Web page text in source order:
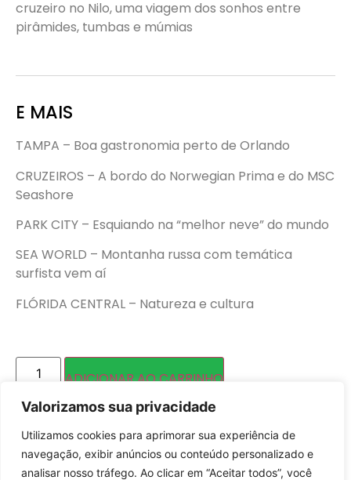
Valorizamos sua privacidade
Utilizamos cookies para aprimorar sua experiência de
navegação, exibir anúncios ou conteúdo personalizado e
analisar nosso tráfego. Ao clicar em “Aceitar todos”, você
cruzeiro no Nilo, uma viagem dos sonhos entre
pirâmides, tumbas e múmias
E MAIS
TAMPA – Boa gastronomia perto de Orlando
CRUZEIROS – A bordo do Norwegian Prima e do MSC
Seashore
PARK CITY – Esquiando na “melhor neve” do mundo
SEA WORLD – Montanha russa com temática
surfista vem aí
FLÓRIDA CENTRAL – Natureza e cultura
ADICIONAR AO CARRINHO
VOLTAR